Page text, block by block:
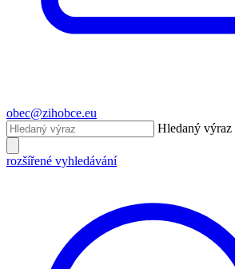
obec@zihobce.eu
Hledaný výraz
rozšířené vyhledávání